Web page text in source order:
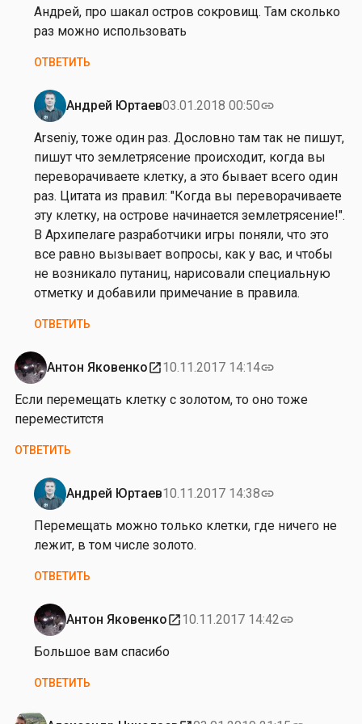
в
а
а
р
а
о
в
а
р
и
н
Х
а
р
л
а
м
о
в
а
на
от
к
т
е
р
и
н
а
Х
а
р
л
а
м
в
а
Андрей, про шакал остров сокровищ. Там сколько
раз можно использовать
ОТВЕТИТЬ
Андрей Юртаев03.01.2018 00:50link
Ответ
на
от
Е
к
а
т
е
р
и
а
а
р
л
а
м
в
а
Arseniy, тоже один раз. Дословно там так не пишут,
пишут что землетрясение происходит, когда вы
переворачиваете клетку, а это бывает всего один
раз. Цитата из правил: "Когда вы переворачиваете
эту клетку, на острове начинается землетрясение!".
В Архипелаге разработчики игры поняли, что это
все равно вызывает вопросы, как у вас, и чтобы
не возникало путаниц, нарисовали специальную
отметку и добавили примечание в правила.
ОТВЕТИТЬ
Антон Яковенкоopen_in_new10.11.2017 14:14link
Если перемещать клетку с золотом, то оно тоже
переместитстя
ОТВЕТИТЬ
Андрей Юртаев10.11.2017 14:38link
Ответ
на
от
н
о
н
Я
к
в
Перемещать можно только клетки, где ничего не
лежит, в том числе золото.
ОТВЕТИТЬ
Антон Яковенкоopen_in_new10.11.2017 14:42link
Ответ
на
А
Большое вам спасибо
ОТВЕТИТЬ